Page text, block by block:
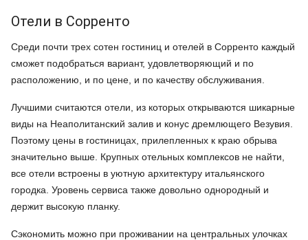
Отели в Сорренто
Среди почти трех сотен гостиниц и отелей в Сорренто каждый
сможет подобраться вариант, удовлетворяющий и по
расположению, и по цене, и по качеству обслуживания.
Лучшими считаются отели, из которых открываются шикарные
виды на Неаполитанский залив и конус дремлющего Везувия.
Поэтому цены в гостиницах, прилепленных к краю обрыва
значительно выше. Крупных отельных комплексов не найти,
все отели встроены в уютную архитектуру итальянского
городка. Уровень сервиса также довольно однородный и
держит высокую планку.
Сэкономить можно при проживании на центральных улочках